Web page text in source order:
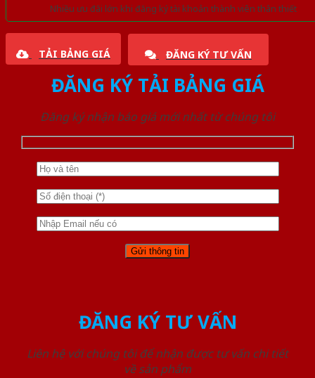
Nhiều ưu đãi lớn khi đăng ký tài khoản thành viên thân thiết
TẢI BẢNG GIÁ ĐĂNG KÝ TƯ VẤN
ĐĂNG KÝ TẢI BẢNG GIÁ
Đăng ký nhận báo giá mới nhất từ chúng tôi
ĐĂNG KÝ TƯ VẤN
Liên hệ với chúng tôi để nhận được tư vấn chi tiết
về sản phẩm